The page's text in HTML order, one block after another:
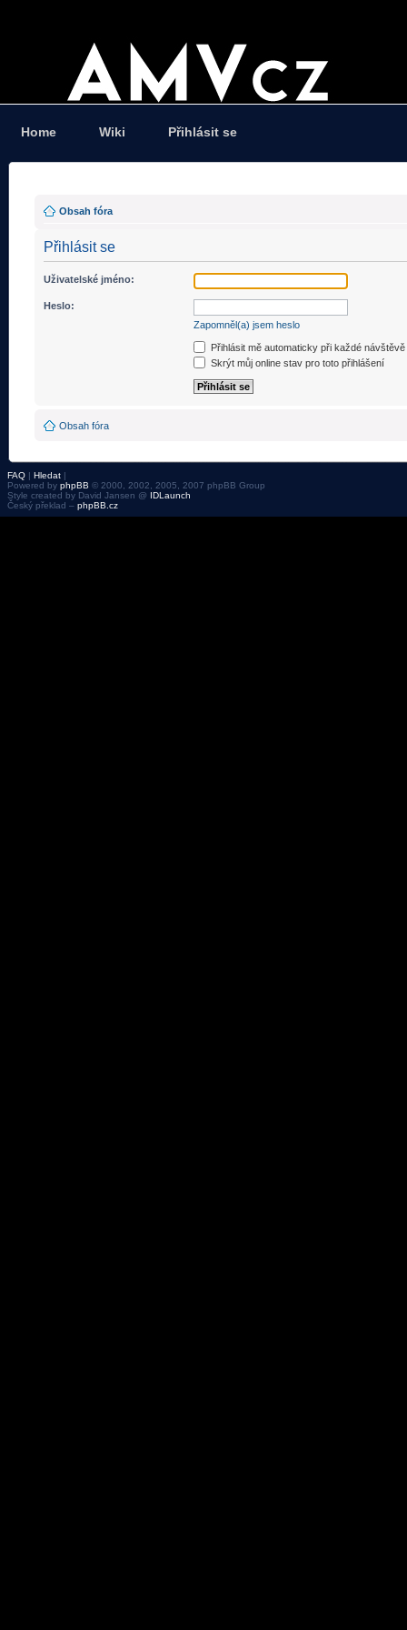
Home Wiki Přihlásit se
Obsah fóra
Přihlásit se
Uživatelské jméno:
Heslo:
Zapomněl(a) jsem heslo
Přihlásit mě automaticky při každé návštěvě
Skrýt můj online stav pro toto přihlášení
Obsah fóra
FAQ | Hledat |
Powered by phpBB © 2000, 2002, 2005, 2007 phpBB Group
Style created by David Jansen @ IDLaunch
Český překlad – phpBB.cz